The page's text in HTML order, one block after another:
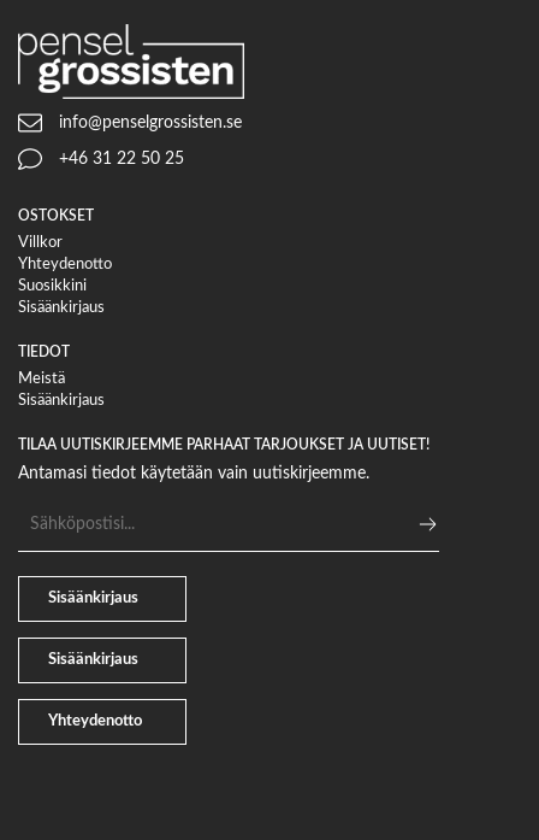
info@penselgrossisten.se
+46 31 22 50 25
OSTOKSET
Villkor
Yhteydenotto
Suosikkini
Sisäänkirjaus
TIEDOT
Meistä
Sisäänkirjaus
TILAA UUTISKIRJEEMME PARHAAT TARJOUKSET JA UUTISET!
Antamasi tiedot käytetään vain uutiskirjeemme.
Yhteydenotto
Sisäänkirjaus
Sisäänkirjaus